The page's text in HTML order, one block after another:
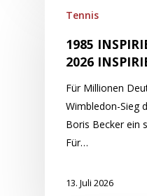
Tennis
1985
2026
Für Millionen
Wimbledon-Sieg
Boris Becker ein
Für…
13. Juli 2026